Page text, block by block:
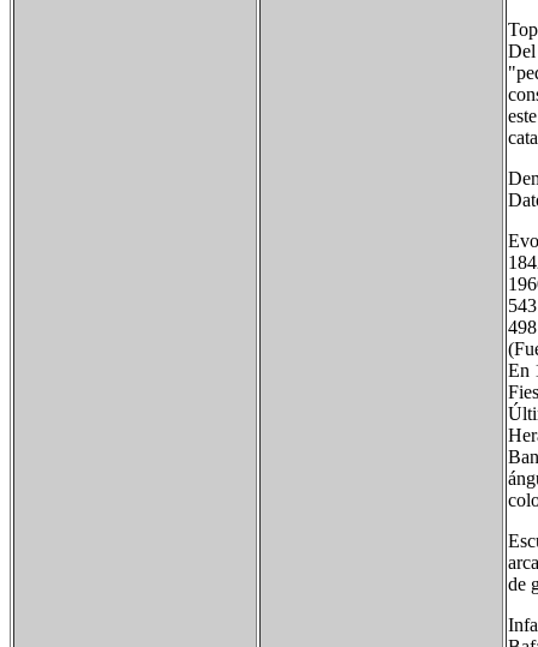
Del
En
de